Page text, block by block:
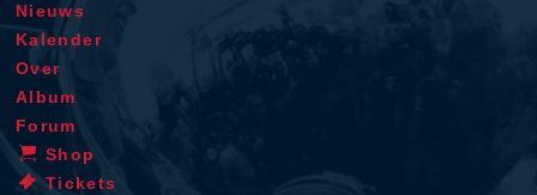
Nieuws
Kalender
Over
Album
Forum
Shop
Tickets